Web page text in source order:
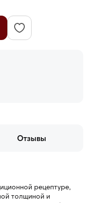
Отзывы
рецептуре,
толщиной и